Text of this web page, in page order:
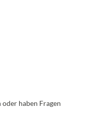
haben Fragen